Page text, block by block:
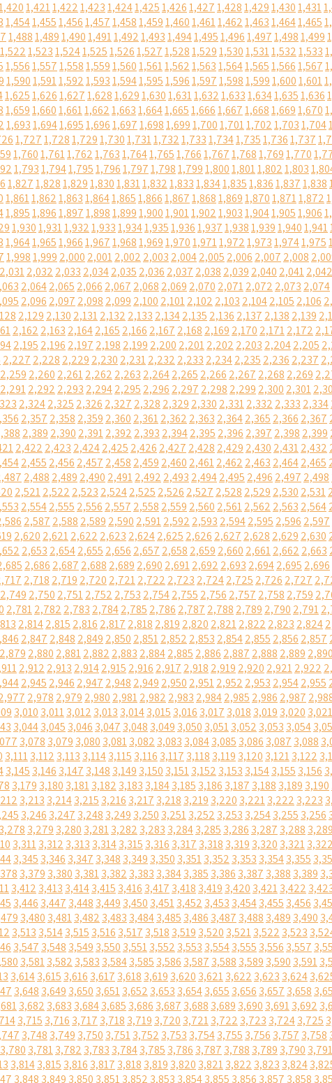
1,4211,4221,4231,4241,4251,4261,4271,4281,4291,4301,431
1,4541,4551,4561,4571,4581,4591,4601,4611,4621,4631,4641,465
1,4881,4891,4901,4911,4921,4931,4941,4951,4961,4971,4981,499
1,5221,5231,5241,5251,5261,5271,5281,5291,5301,5311,5321,533
1,5561,5571,5581,5591,5601,5611,5621,5631,5641,5651,5661,567
1,5901,5911,5921,5931,5941,5951,5961,5971,5981,5991,6001,601
1,6251,6261,6271,6281,6291,6301,6311,6321,6331,6341,6351,636
1,6591,6601,6611,6621,6631,6641,6651,6661,6671,6681,6691,670
1,6931,6941,6951,6961,6971,6981,6991,7001,7011,7021,7031,704
1,7271,7281,7291,7301,7311,7321,7331,7341,7351,7361,737
1,7601,7611,7621,7631,7641,7651,7661,7671,7681,7691,770
1,7931,7941,7951,7961,7971,7981,7991,8001,8011,8021,803
1,8271,8281,8291,8301,8311,8321,8331,8341,8351,8361,8371,838
1,8611,8621,8631,8641,8651,8661,8671,8681,8691,8701,8711,872
1,8951,8961,8971,8981,8991,9001,9011,9021,9031,9041,9051,906
1,9301,9311,9321,9331,9341,9351,9361,9371,9381,9391,9401,941
1,9641,9651,9661,9671,9681,9691,9701,9711,9721,9731,9741,975
1,9981,999 2,000 2,0012,002 2,003 2,0042,005 2,006 2,007 2,008
2,0312,032 2,033 2,0342,035 2,036 2,037 2,038 2,039 2,040 2,0412,042
2,0642,065 2,066 2,067 2,068 2,069 2,070 2,0712,072 2,073 2,074
2,096 2,097 2,098 2,099 2,100 2,1012,102 2,103 2,1042,105 2,106
2,129 2,130 2,1312,132 2,133 2,1342,135 2,136 2,137 2,138 2,139
2,162 2,163 2,1642,165 2,166 2,167 2,168 2,169 2,170 2,1712,172
2,195 2,196 2,197 2,198 2,199 2,200 2,2012,202 2,203 2,2042,205
2,227 2,228 2,229 2,230 2,2312,232 2,233 2,2342,235 2,236 2,237
2,259 2,260 2,2612,262 2,263 2,2642,265 2,266 2,267 2,268 2,269
2,2912,292 2,293 2,2942,295 2,296 2,297 2,298 2,299 2,300 2,301
2,3242,325 2,326 2,327 2,328 2,329 2,330 2,3312,332 2,333 2,334
2,357 2,358 2,359 2,360 2,3612,362 2,363 2,3642,365 2,366 2,367
2,389 2,390 2,3912,392 2,393 2,3942,395 2,396 2,397 2,398 2,399
2,422 2,423 2,4242,425 2,426 2,427 2,428 2,429 2,430 2,4312,432
2,455 2,456 2,457 2,458 2,459 2,460 2,4612,462 2,463 2,4642,465
2,488 2,489 2,490 2,4912,492 2,493 2,4942,495 2,496 2,497 2,498
2,5212,522 2,523 2,5242,525 2,526 2,527 2,528 2,529 2,530 2,531
2,5542,555 2,556 2,557 2,558 2,559 2,560 2,5612,562 2,563 2,564
2,587 2,588 2,589 2,590 2,5912,592 2,593 2,5942,595 2,596 2,597
2,620 2,6212,622 2,623 2,6242,625 2,626 2,627 2,628 2,629 2,630
2,653 2,6542,655 2,656 2,657 2,658 2,659 2,660 2,6612,662 2,663
2,686 2,687 2,688 2,689 2,690 2,6912,692 2,693 2,6942,695 2,696
2,718 2,719 2,720 2,7212,722 2,723 2,7242,725 2,726 2,727
2,749 2,750 2,7512,752 2,753 2,7542,755 2,756 2,757 2,758 2,759
2,7812,782 2,783 2,7842,785 2,786 2,787 2,788 2,789 2,790 2,791
2,8142,815 2,816 2,817 2,818 2,819 2,820 2,8212,822 2,823 2,824
2,847 2,848 2,849 2,850 2,8512,852 2,853 2,8542,855 2,856 2,857
2,879 2,880 2,8812,882 2,883 2,8842,885 2,886 2,887 2,888 2,889 2,890
2,912 2,913 2,9142,915 2,916 2,917 2,918 2,919 2,920 2,9212,922
2,945 2,946 2,947 2,948 2,949 2,950 2,9512,952 2,953 2,9542,955
2,978 2,979 2,980 2,9812,982 2,983 2,9842,985 2,986 2,987
3,010 3,0113,012 3,013 3,0143,015 3,016 3,017 3,018 3,019 3,020 3,021
3,0443,045 3,046 3,047 3,048 3,049 3,050 3,0513,052 3,053 3,054
3,078 3,079 3,080 3,0813,082 3,083 3,0843,085 3,086 3,087 3,088
3,1113,112 3,113 3,1143,115 3,116 3,117 3,118 3,119 3,120 3,1213,122
3,145 3,146 3,147 3,148 3,149 3,150 3,1513,152 3,153 3,1543,155 3,156
3,179 3,180 3,1813,182 3,183 3,1843,185 3,186 3,187 3,188 3,189 3,190
3,213 3,2143,215 3,216 3,217 3,218 3,219 3,220 3,2213,222 3,223
3,246 3,247 3,248 3,249 3,250 3,2513,252 3,253 3,2543,255 3,256
3,278 3,279 3,280 3,2813,282 3,283 3,2843,285 3,286 3,287 3,288 3,289
3,3113,312 3,313 3,3143,315 3,316 3,317 3,318 3,319 3,320 3,3213,322
3,345 3,346 3,347 3,348 3,349 3,350 3,3513,352 3,353 3,3543,355
3,379 3,380 3,3813,382 3,383 3,3843,385 3,386 3,387 3,388 3,389
3,412 3,413 3,4143,415 3,416 3,417 3,418 3,419 3,420 3,4213,422
3,446 3,447 3,448 3,449 3,450 3,4513,452 3,453 3,4543,455 3,456
3,480 3,4813,482 3,483 3,4843,485 3,486 3,487 3,488 3,489 3,490
3,513 3,5143,515 3,516 3,517 3,518 3,519 3,520 3,5213,522 3,523
3,547 3,548 3,549 3,550 3,5513,552 3,553 3,5543,555 3,556 3,557
3,5813,582 3,583 3,5843,585 3,586 3,587 3,588 3,589 3,590 3,591
3,6143,615 3,616 3,617 3,618 3,619 3,620 3,6213,622 3,623 3,624
3,648 3,649 3,650 3,6513,652 3,653 3,6543,655 3,656 3,657 3,658
3,682 3,683 3,6843,685 3,686 3,687 3,688 3,689 3,690 3,6913,692
3,715 3,716 3,717 3,718 3,719 3,720 3,7213,722 3,723 3,7243,725
3,748 3,749 3,750 3,7513,752 3,753 3,7543,755 3,756 3,757 3,758
3,780 3,7813,782 3,783 3,7843,785 3,786 3,787 3,788 3,789 3,790 3,791
3,8143,815 3,816 3,817 3,818 3,819 3,820 3,8213,822 3,823 3,824
3,848 3,849 3,850 3,8513,852 3,853 3,8543,855 3,856 3,857 3,858